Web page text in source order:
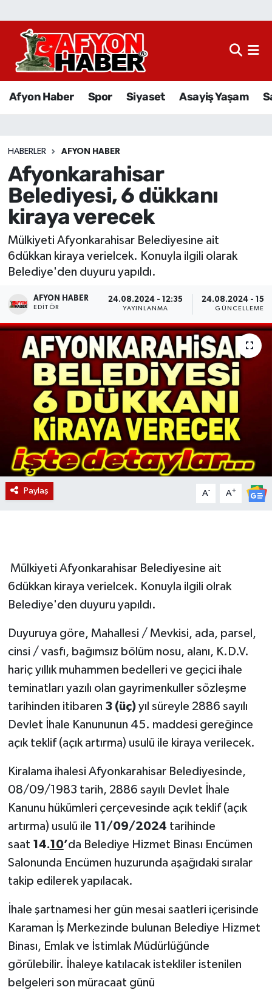
Afyon Haber Spor Siyaset Asayiş Yaşam
HABERLER AFYON HABER
Afyonkarahisar
Belediyesi, 6 dükkanı
kiraya verecek
Mülkiyeti Afyonkarahisar Belediyesine ait
6dükkan kiraya verielcek. Konuyla ilgili olarak
Belediye'den duyuru yapıldı.
AFYON HABER
EDITÖR
24.08.2024 - 12:35
YAYINLANMA
24.08.2024 -
GÜNCELLEME
Paylaş A- A+
Mülkiyeti Afyonkarahisar Belediyesine ait
6dükkan kiraya verielcek. Konuyla ilgili olrak
Belediye'den duyuru yapıldı.
Duyuruya göre, Mahallesi / Mevkisi, ada, parsel,
cinsi / vasfı, bağımsız bölüm nosu, alanı, K.D.V.
hariç yıllık muhammen bedelleri ve geçici ihale
teminatları yazılı olan gayrimenkuller sözleşme
tarihinden itibaren 3 (üç) yıl süreyle 2886 sayılı
Devlet İhale Kanununun 45. maddesi gereğince
açık teklif (açık artırma) usulü ile kiraya verilecek.
Kiralama ihalesi Afyonkarahisar Belediyesinde,
08/09/1983 tarih, 2886 sayılı Devlet İhale
Kanunu hükümleri çerçevesinde açık teklif (açık
artırma) usulü ile 11/09/2024 tarihinde
saat 14.10’da Belediye Hizmet Binası Encümen
Salonunda Encümen huzurunda aşağıdaki sıralar
takip edilerek yapılacak.
İhale şartnamesi her gün mesai saatleri içerisinde
Karaman İş Merkezinde bulunan Belediye Hizmet
Binası, Emlak ve İstimlak Müdürlüğünde
görülebilir. İhaleye katılacak istekliler istenilen
belgeleri son müracaat günü
Afyon Haber
Sağlık
Eğitim
Ekonomi
Magazin
Etkinlikler